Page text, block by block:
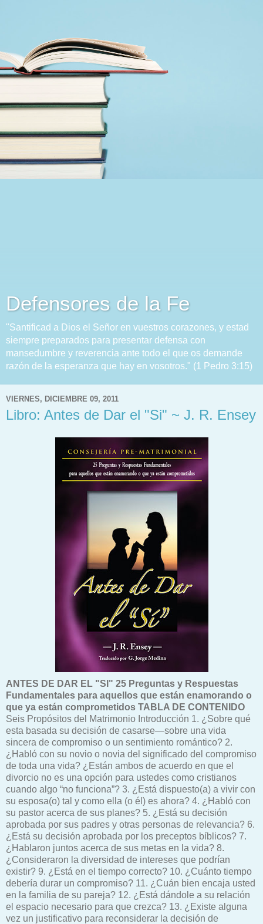
Defensores de la Fe
"Santificad a Dios el Señor en vuestros corazones, y estad
siempre preparados para presentar defensa con
mansedumbre y reverencia ante todo el que os demande
razón de la esperanza que hay en vosotros." (1 Pedro 3:15)
VIERNES, DICIEMBRE 09, 2011
Libro: Antes de Dar el "Si" ~ J. R. Ensey
ANTES DE DAR EL "SI" 25 Preguntas y Respuestas
Fundamentales para aquellos que están enamorando o
que ya están comprometidos TABLA DE CONTENIDO
Seis Propósitos del Matrimonio Introducción 1. ¿Sobre qué
esta basada su decisión de casarse—sobre una vida
sincera de compromiso o un sentimiento romántico? 2.
¿Habló con su novio o novia del significado del compromiso
de toda una vida? ¿Están ambos de acuerdo en que el
divorcio no es una opción para ustedes como cristianos
cuando algo “no funciona”? 3. ¿Está dispuesto(a) a vivir con
su esposa(o) tal y como ella (o él) es ahora? 4. ¿Habló con
su pastor acerca de sus planes? 5. ¿Está su decisión
aprobada por sus padres y otras personas de relevancia? 6.
¿Está su decisión aprobada por los preceptos bíblicos? 7.
¿Hablaron juntos acerca de sus metas en la vida? 8.
¿Consideraron la diversidad de intereses que podrían
existir? 9. ¿Está en el tiempo correcto? 10. ¿Cuánto tiempo
debería durar un compromiso? 11. ¿Cuán bien encaja usted
en la familia de su pareja? 12. ¿Está dándole a su relación
el espacio necesario para que crezca? 13. ¿Existe alguna
vez un justificativo para reconsiderar la decisión de